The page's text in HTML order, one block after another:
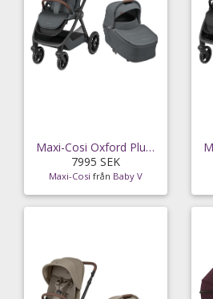
Maxi-Cosi Oxford Plus duovagn, twillic graphite
7995 SEK
Maxi-Cosi från Baby V